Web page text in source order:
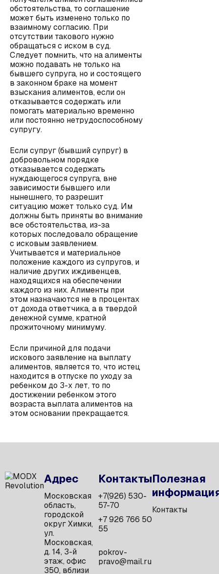
обстоятельства, то соглашение
может быть изменено только по
взаимному согласию. При
отсутствии такового нужно
обращаться с иском в суд.
Следует помнить, что на алименты
можно подавать не только на
бывшего супруга, но и состоящего
в законном браке на момент
взыскания алиментов, если он
отказывается содержать или
помогать материально временно
или постоянно нетрудоспособному
супругу.
Если супруг (бывший супруг) в
добровольном порядке
отказывается содержать
нуждающегося супруга, вне
зависимости бывшего или
нынешнего, то разрешит
ситуацию может только суд. Им
должны быть приняты во внимание
все обстоятельства, из-за
которых последовало обращение
с исковым заявлением.
Учитывается и материальное
положение каждого из супругов, и
наличие других иждивенцев,
находящихся на обеспечении
каждого из них. Алименты при
этом назначаются не в процентах
от дохода ответчика, а в твердой
денежной сумме, кратной
прожиточному минимуму.
Если причиной для подачи
искового заявление на выплату
алиментов, является то, что истец
находится в отпуске по уходу за
ребенком до 3-х лет, то по
достижении ребенком этого
возраста выплата алиментов на
этом основании прекращается.
Адрес
Московская
область,
городской
округ Химки,
ул.
Московская,
д. 14, 3-й
этаж, офис
350, вблизи
Контакты
+7(926) 530-
57-70
+7 926 766 50
55
pokrov-
pravo@mail.ru
Полезная
Контакты